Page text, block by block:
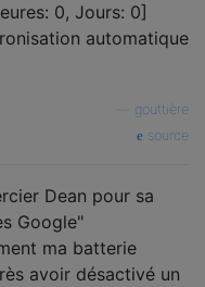
0, Jours: 0]
automatique
gouttière
source
Dean pour sa
Google"
ma batterie
avoir désactivé un